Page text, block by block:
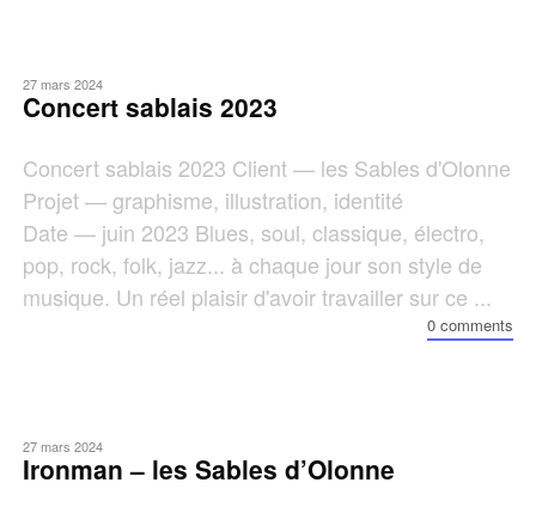
27 mars 2024
Concert sablais 2023
Concert sablais 2023 Client — les Sables d'Olonne
Projet — graphisme, illustration, identité
Date — juin 2023 Blues, soul, classique, électro,
pop, rock, folk, jazz... à chaque jour son style de
musique. Un réel plaisir d'avoir travailler sur ce ...
0 comments
27 mars 2024
Ironman – les Sables d’Olonne